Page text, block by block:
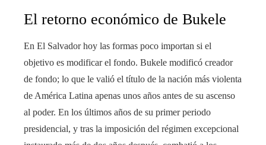
El retorno económico de Bukele
En El Salvador hoy las formas poco importan si el
objetivo es modificar el fondo. Bukele modificó creador
de fondo; lo que le valió el título de la nación más violenta
de América Latina apenas unos años antes de su ascenso
al poder. En los últimos años de su primer periodo
presidencial, y tras la imposición del régimen excepcional